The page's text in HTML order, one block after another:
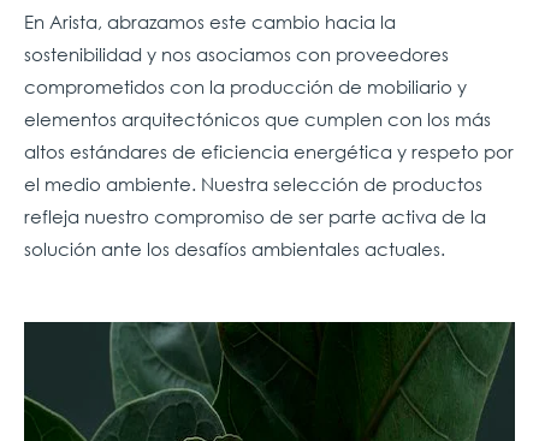
En Arista, abrazamos este cambio hacia la
sostenibilidad y nos asociamos con proveedores
comprometidos con la producción de mobiliario y
elementos arquitectónicos que cumplen con los más
altos estándares de eficiencia energética y respeto por
el medio ambiente. Nuestra selección de productos
refleja nuestro compromiso de ser parte activa de la
solución ante los desafíos ambientales actuales.